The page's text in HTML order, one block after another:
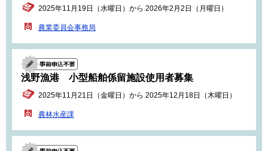
2025年11月19日（水曜日）から 2026年2月2日（月曜日）
農業委員会事務局
浅野漁港 小型船舶係留施設使用者募集
2025年11月21日（金曜日）から 2025年12月18日（木曜日）
農林水産課